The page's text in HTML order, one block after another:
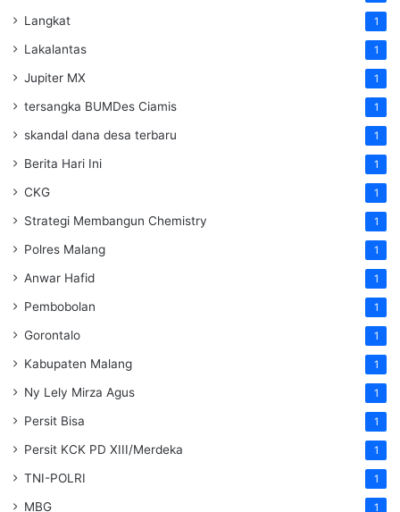
Langkat 1
Lakalantas 1
Jupiter MX 1
tersangka BUMDes Ciamis 1
skandal dana desa terbaru 1
Berita Hari Ini 1
CKG 1
Strategi Membangun Chemistry 1
Polres Malang 1
Anwar Hafid 1
Pembobolan 1
Gorontalo 1
Kabupaten Malang 1
Ny Lely Mirza Agus 1
Persit Bisa 1
Persit KCK PD XIII/Merdeka 1
TNI-POLRI 1
MBG 1